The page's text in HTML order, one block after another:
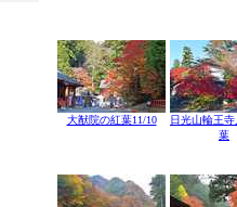
大猷院の紅葉11/10
日光山輪王
葉